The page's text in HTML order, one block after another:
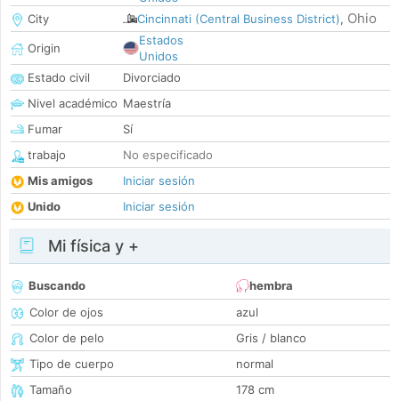
City
Cincinnati (Central Business District), Ohio
Origin
Estados
Unidos
Estado civil
Divorciado
Nivel académico Maestría
Fumar
Sí
trabajo
No especificado
Mis amigos
Iniciar sesión
Unido
Iniciar sesión
Mi física y +
Buscando
hembra
Color de ojos
azul
Color de pelo
Gris / blanco
Tipo de cuerpo
normal
Tamaño
178 cm